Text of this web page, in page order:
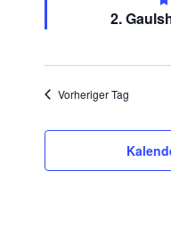
Mai
2026
2.
Vorheriger Tag